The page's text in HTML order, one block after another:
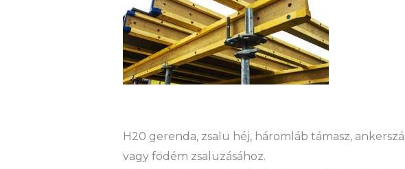
H20 gerenda, zsalu héj, háromláb támasz,
vagy födém zsaluzásához.